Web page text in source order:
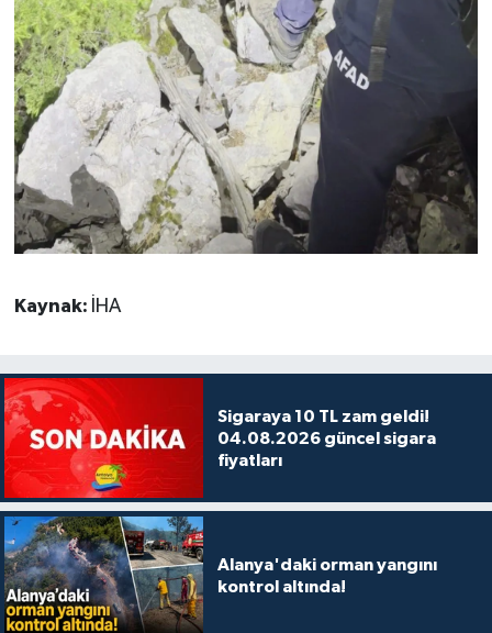
Kaynak: İHA
Sigaraya 10 TL zam geldi!
04.08.2026 güncel sigara
fiyatları
Alanya'daki orman yangını
kontrol altında!